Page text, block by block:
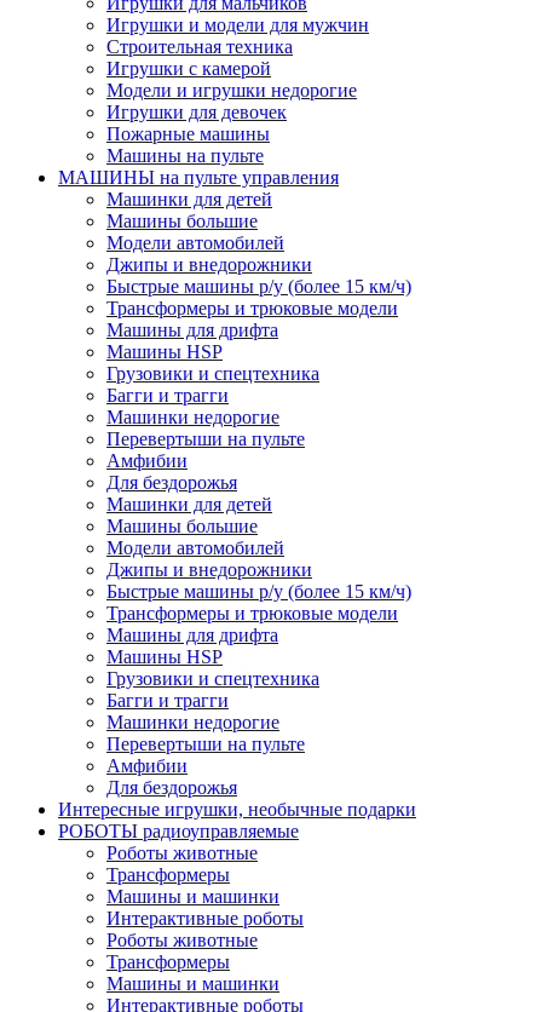
Игрушки и модели для мужчин
Строительная техника
Игрушки с камерой
Модели и игрушки недорогие
Игрушки для девочек
Пожарные машины
Машины на пульте
МАШИНЫ на пульте управления
Машинки для детей
Машины большие
Модели автомобилей
Джипы и внедорожники
Быстрые машины р/у (более 15 км/ч)
Трансформеры и трюковые модели
Машины для дрифта
Машины HSP
Грузовики и спецтехника
Багги и трагги
Машинки недорогие
Перевертыши на пульте
Амфибии
Для бездорожья
Машинки для детей
Машины большие
Модели автомобилей
Джипы и внедорожники
Быстрые машины р/у (более 15 км/ч)
Трансформеры и трюковые модели
Машины для дрифта
Машины HSP
Грузовики и спецтехника
Багги и трагги
Машинки недорогие
Перевертыши на пульте
Амфибии
Для бездорожья
Интересные игрушки, необычные подарки
РОБОТЫ радиоуправляемые
Роботы животные
Трансформеры
Машины и машинки
Интерактивные роботы
Роботы животные
Трансформеры
Машины и машинки
Интерактивные роботы